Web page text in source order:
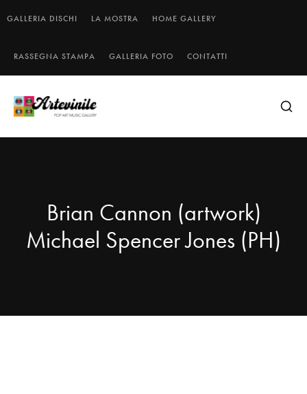
GALLERIA DISCHI LA MOSTRA HOME GALLERY
RASSEGNA STAMPA GALLERIA FOTO CONTATTI
Brian Cannon (artwork)
Michael Spencer Jones (PH)